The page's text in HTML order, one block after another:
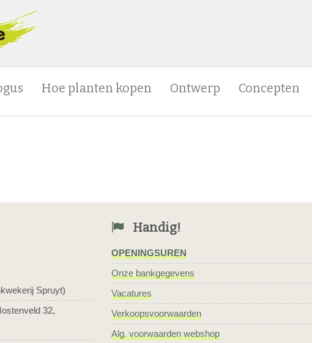
Hoe planten kopen Ontwerp Concepten
Spruyt)
32,
Handig!
OPENINGSUREN
Onze bankgegevens
Vacatures
Verkoopsvoorwaarden
Alg. voorwaarden webshop